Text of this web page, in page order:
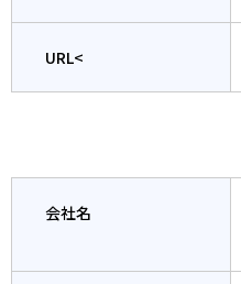
URL<
会社名